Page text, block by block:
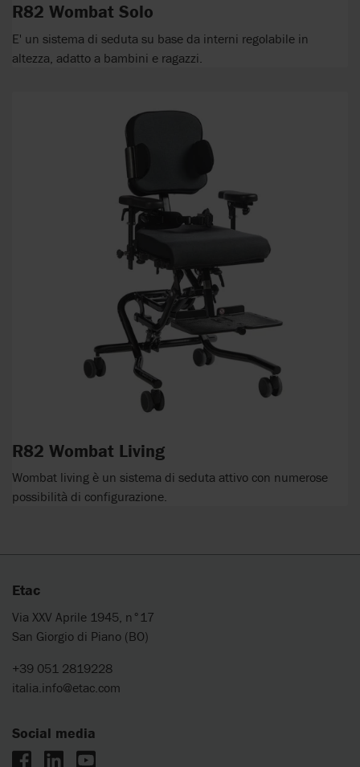
R82 Wombat Solo
E' un sistema di seduta su base da interni regolabile in
altezza, adatto a bambini e ragazzi.
R82 Wombat Living
Wombat living è un sistema di seduta attivo con numerose
possibilità di configurazione.
Etac
Via XXV Aprile 1945, n°17
San Giorgio di Piano (BO)
+39 051 2819228
italia.info@etac.com
Social media